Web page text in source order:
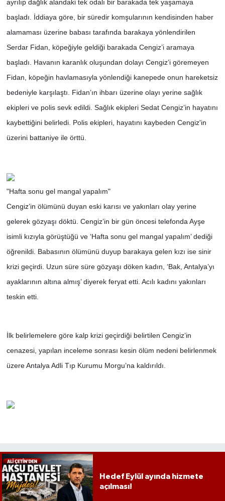
ayrılıp dağlık alandaki tek odalı bir barakada tek yaşamaya
başladı. İddiaya göre, bir süredir komşularının kendisinden haber
alamaması üzerine babası tarafında barakaya yönlendirilen
Serdar Fidan, köpeğiyle geldiği barakada Cengiz’i aramaya
başladı. Havanın karanlık oluşundan dolayı Cengiz’i göremeyen
Fidan, köpeğin havlamasıyla yönlendiği kanepede onun hareketsiz
bedeniyle karşılaştı. Fidan’ın ihbarı üzerine olayı yerine sağlık
ekipleri ve polis sevk edildi. Sağlık ekipleri Sedat Cengiz’in hayatını
kaybettiğini belirledi. Polis ekipleri, hayatını kaybeden Cengiz'in
üzerini battaniye ile örttü.
"Hafta sonu gel mangal yapalım"
Cengiz’in ölümünü duyan eski karısı ve yakınları olay yerine
gelerek gözyaşı döktü. Cengiz’in bir gün öncesi telefonda Ayşe
isimli kızıyla görüştüğü ve ‘Hafta sonu gel mangal yapalım’ dediği
öğrenildi. Babasının ölümünü duyup barakaya gelen kızı ise sinir
krizi geçirdi. Uzun süre süre gözyaşı döken kadın, ‘Bak, Antalya’yı
ayaklarının altına almış’ diyerek feryat etti. Acılı kadını yakınları
teskin etti.
İlk belirlemelere göre kalp krizi geçirdiği belirtilen Cengiz’in
cenazesi, yapılan inceleme sonrası kesin ölüm nedeni belirlenmek
üzere Antalya Adli Tıp Kurumu Morgu’na kaldırıldı.
Hedef Eylül ayında hizmete
açılması!